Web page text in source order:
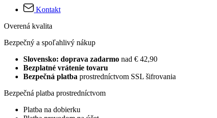
Kontakt
Overená kvalita
Bezpečný a spoľahlivý nákup
Slovensko: doprava zadarmo nad € 42,90
Bezplatné vrátenie tovaru
Bezpečná platba prostredníctvom SSL šifrovania
Bezpečná platba prostredníctvom
Platba na dobierku